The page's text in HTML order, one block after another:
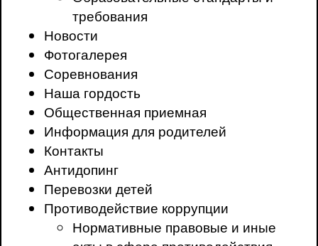
требования
Новости
Фотогалерея
Соревнования
Наша гордость
Общественная приемная
Информация для родителей
Контакты
Антидопинг
Перевозки детей
Противодействие коррупции
Нормативные правовые и иные